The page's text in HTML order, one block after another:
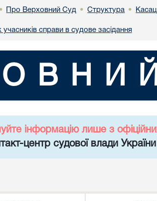
• Про Верховний Суд • Структура •
справи в судове засідання
інформацію лише з
центр судової влади